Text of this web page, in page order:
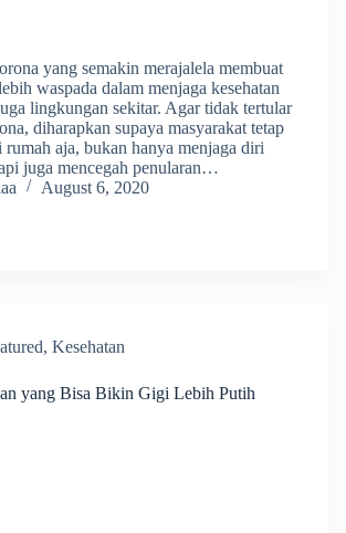
yang semakin merajalela membuat
waspada dalam menjaga kesehatan
lingkungan sekitar. Agar tidak tertular
diharapkan supaya masyarakat tetap
rumah aja, bukan hanya menjaga diri
juga mencegah penularan…
August 6, 2020
,Kesehatan
yang Bisa Bikin Gigi Lebih Putih